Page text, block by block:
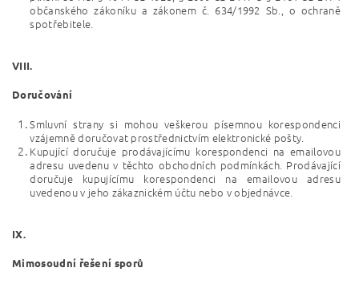
občanského zákoníku a zákonem č. 634/1992 Sb., o ochraně
spotřebitele.
VIII.
Doručování
Smluvní strany si mohou veškerou písemnou korespondenci
vzájemně doručovat prostřednictvím elektronické pošty.
Kupující doručuje prodávajícímu korespondenci na emailovou
adresu uvedenu v těchto obchodních podmínkách. Prodávající
doručuje kupujícímu korespondenci na emailovou adresu
uvedenou v jeho zákaznickém účtu nebo v objednávce.
IX.
Mimosoudní řešení sporů